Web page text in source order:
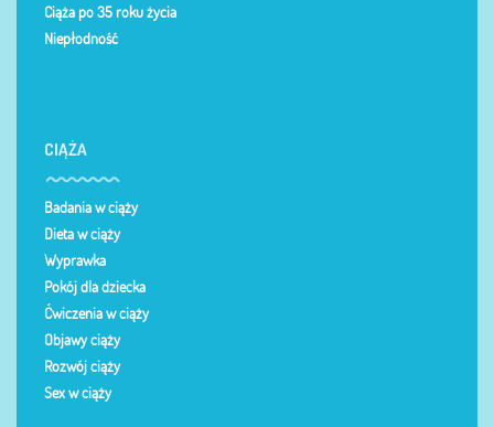
Ciąża po 35 roku życia
Niepłodność
CIĄŻA
Badania w ciąży
Dieta w ciąży
Wyprawka
Pokój dla dziecka
Ćwiczenia w ciąży
Objawy ciąży
Rozwój ciąży
Sex w ciąży